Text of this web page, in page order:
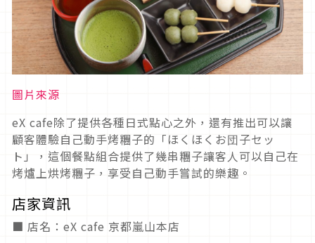
圖片來源
eX cafe除了提供各種日式點心之外，還有推出可以讓
顧客體驗自己動手烤糰子的「ほくほくお団子セッ
ト」，這個餐點組合提供了幾串糰子讓客人可以自己在
烤爐上烘烤糰子，享受自己動手嘗試的樂趣。
店家資訊
■ 店名：eX cafe 京都嵐山本店